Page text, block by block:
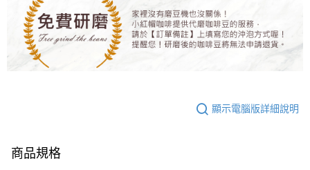
顯示電腦版詳細說明
商品規格